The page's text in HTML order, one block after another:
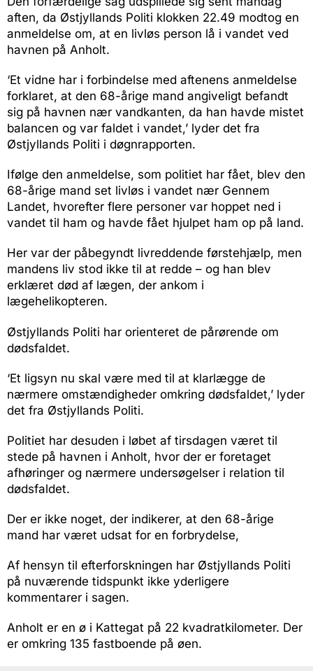
aften, da Østjyllands Politi klokken 22.49 modtog en
anmeldelse om, at en livløs person lå i vandet ved
havnen på Anholt.
‘Et vidne har i forbindelse med aftenens anmeldelse
forklaret, at den 68-årige mand angiveligt befandt
sig på havnen nær vandkanten, da han havde mistet
balancen og var faldet i vandet,’ lyder det fra
Østjyllands Politi i døgnrapporten.
Ifølge den anmeldelse, som politiet har fået, blev den
68-årige mand set livløs i vandet nær Gennem
Landet, hvorefter flere personer var hoppet ned i
vandet til ham og havde fået hjulpet ham op på land.
Her var der påbegyndt livreddende førstehjælp, men
mandens liv stod ikke til at redde – og han blev
erklæret død af lægen, der ankom i
lægehelikopteren.
Østjyllands Politi har orienteret de pårørende om
dødsfaldet.
‘Et ligsyn nu skal være med til at klarlægge de
nærmere omstændigheder omkring dødsfaldet,’ lyder
det fra Østjyllands Politi.
Politiet har desuden i løbet af tirsdagen været til
stede på havnen i Anholt, hvor der er foretaget
afhøringer og nærmere undersøgelser i relation til
dødsfaldet.
Der er ikke noget, der indikerer, at den 68-årige
mand har været udsat for en forbrydelse,
Af hensyn til efterforskningen har Østjyllands Politi
på nuværende tidspunkt ikke yderligere
kommentarer i sagen.
Anholt er en ø i Kattegat på 22 kvadratkilometer. Der
er omkring 135 fastboende på øen.